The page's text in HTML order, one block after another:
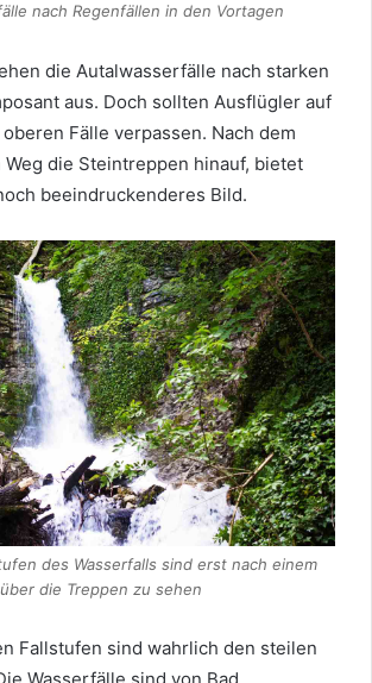
nach Regenfällen in den Vortagen
die Autalwasserfälle nach starken
aus. Doch sollten Ausflügler auf
Fälle verpassen. Nach dem
die Steintreppen hinauf, bietet
beeindruckenderes Bild.
des Wasserfalls sind erst nach einem
die Treppen zu sehen
Fallstufen sind wahrlich den steilen